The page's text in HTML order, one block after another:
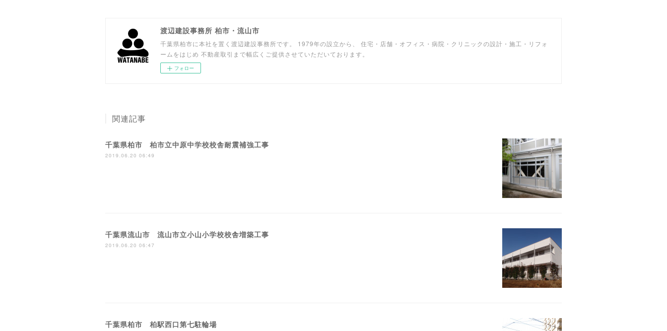
渡辺建設事務所 柏市・流山市
千葉県柏市に本社を置く渡辺建設事務所です。 1979年の設立から、 住宅・店舗・オフィス・病院・クリニックの設計・施工・リフォ
ームをはじめ 不動産取引まで幅広くご提供させていただいております。
フォロー
関連記事
千葉県柏市 柏市立中原中学校校舎耐震補強工事
2019.06.20 06:49
千葉県流山市 流山市立小山小学校校舎増築工事
2019.06.20 06:47
千葉県柏市 柏駅西口第七駐輪場